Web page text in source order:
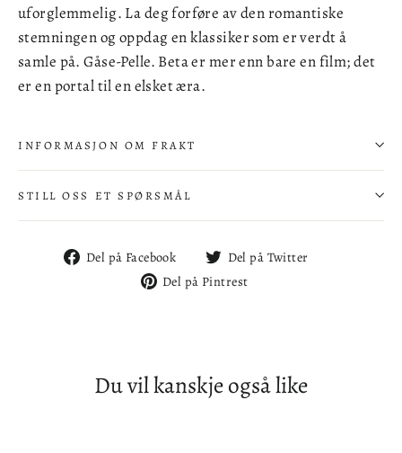
uforglemmelig. La deg forføre av den romantiske
stemningen og oppdag en klassiker som er verdt å
samle på. Gåse-Pelle. Beta er mer enn bare en film; det
er en portal til en elsket æra.
INFORMASJON OM FRAKT
STILL OSS ET SPØRSMÅL
Del på Facebook
Del
på
Del på Twitter
Del på Pintrest
Du vil kanskje også like